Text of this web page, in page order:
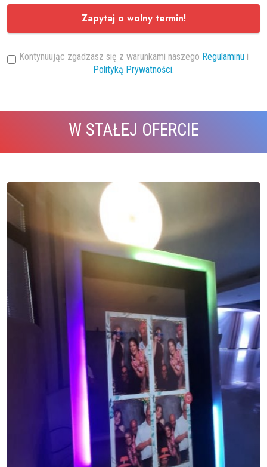
Zapytaj o wolny termin!
Kontynuując zgadzasz się z warunkami naszego Regulaminu i
Polityką Prywatności.
W STAŁEJ OFERCIE